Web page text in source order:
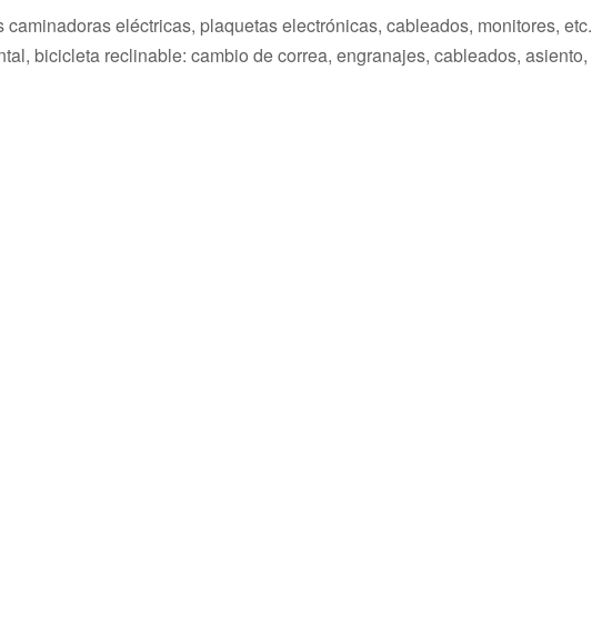
eléctricas, plaquetas electrónicas, cableados, monitores, etc.
bicicleta reclinable: cambio de correa, engranajes, cableados, asiento,